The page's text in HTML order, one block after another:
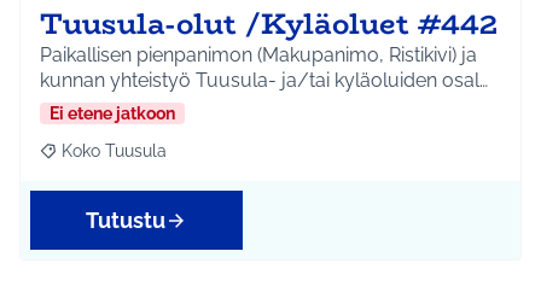
Tuusula-olut /Kyläoluet #442
Paikallisen pienpanimon (Makupanimo, Ristikivi) ja
kunnan yhteistyö Tuusula- ja/tai kyläoluiden osal…
Ei etene jatkoon
Rajaa tulokset aihepiirin mukaan: Koko Tuusula
Koko Tuusula
Tutustu